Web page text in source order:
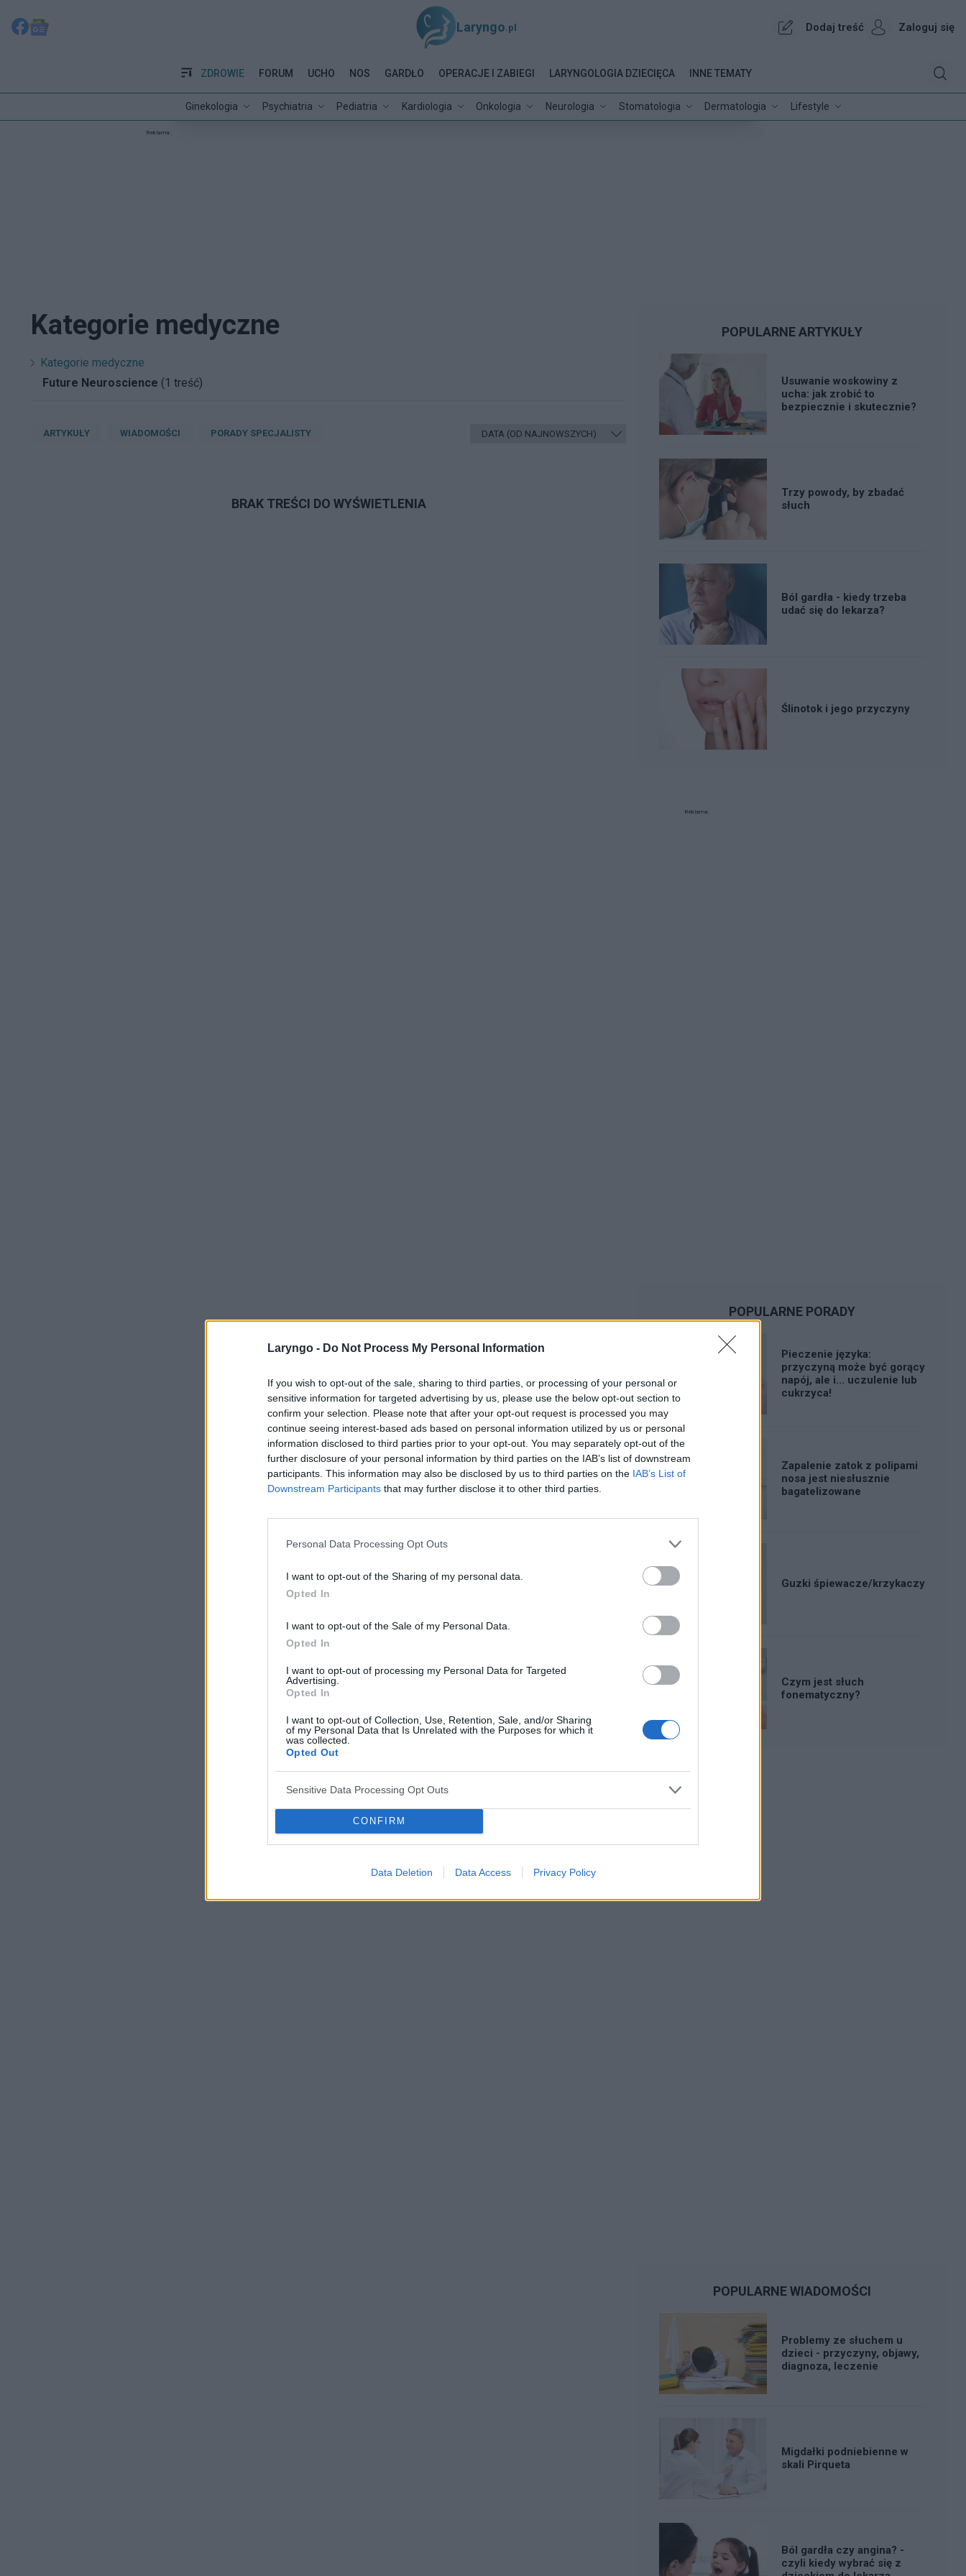
Laryngo - Do Not Process My Personal Information
If you wish to opt-out of the sale, sharing to third parties, or processing of your personal or
sensitive information for targeted advertising by us, please use the below opt-out section to
confirm your selection. Please note that after your opt-out request is processed you may
continue seeing interest-based ads based on personal information utilized by us or personal
information disclosed to third parties prior to your opt-out. You may separately opt-out of the
further disclosure of your personal information by third parties on the IAB’s list of downstream
participants. This information may also be disclosed by us to third parties on the IAB’s List of
Downstream Participants that may further disclose it to other third parties.
Personal Data Processing Opt Outs
I want to opt-out of the Sharing of my personal data.
Opted In
I want to opt-out of the Sale of my Personal Data.
Opted In
I want to opt-out of processing my Personal Data for Targeted
Advertising.
Opted In
I want to opt-out of Collection, Use, Retention, Sale, and/or Sharing
of my Personal Data that Is Unrelated with the Purposes for which it
was collected.
Opted Out
Sensitive Data Processing Opt Outs
CONFIRM
Data Deletion Data Access Privacy Policy
Laryngo .pl Dodaj treść Zaloguj się
ZDROWIE
Ginekologia Psychiatria Pediatria Kardiologia Onkologia Neurologia Stomatologia Dermatologia Lifestyle
FORUM UCHO NOS GARDŁO OPERACJE I ZABIEGI LARYNGOLOGIA DZIECIĘCA INNE TEMATY
Reklama:
Kategorie medyczne
Kategorie medyczne
Future Neuroscience (1 treść)
ARTYKUŁY WIADOMOŚCI PORADY SPECJALISTY
BRAK TREŚCI DO WYŚWIETLENIA
POPULARNE ARTYKUŁY
Usuwanie woskowiny z
ucha: jak zrobić to
bezpiecznie i skutecznie?
Trzy powody, by zbadać
słuch
Ból gardła - kiedy trzeba
udać się do lekarza?
Ślinotok i jego przyczyny
Reklama:
POPULARNE PORADY
Pieczenie języka:
przyczyną może być gorący
napój, ale i... uczulenie lub
cukrzyca!
Zapalenie zatok z polipami
nosa jest niesłusznie
bagatelizowane
Guzki śpiewacze/krzykaczy
Czym jest słuch
fonematyczny?
POPULARNE WIADOMOŚCI
Problemy ze słuchem u
dzieci - przyczyny, objawy,
diagnoza, leczenie
Migdałki podniebienne w
skali Pirqueta
Ból gardła czy angina? -
czyli kiedy wybrać się z